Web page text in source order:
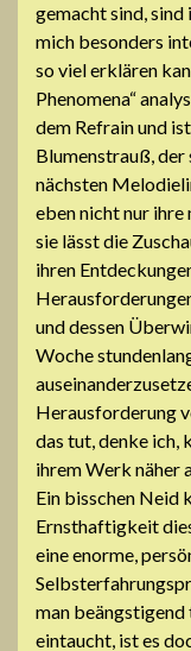
gemacht sind,
mich besonders
so viel erklären
Phenomena“
dem Refrain und
Blumenstrauß,
nächsten
eben nicht nur ihre
sie lässt die
ihren
und dessen
Woche
Herausforderung
das tut, denke ich,
ihrem Werk näher
Ein bisschen Neid
Ernsthaftigkeit
eine enorme,
man
eintaucht, ist es